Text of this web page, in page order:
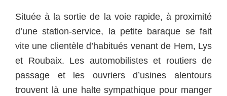
Située à la sortie de la voie rapide, à proximité
d’une station-service, la petite baraque se fait
vite une clientèle d’habitués venant de Hem, Lys
et Roubaix. Les automobilistes et routiers de
passage et les ouvriers d’usines alentours
trouvent là une halte sympathique pour manger